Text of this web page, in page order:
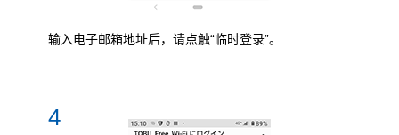
输入电子邮箱地址后，请点触“临时登录”。
4